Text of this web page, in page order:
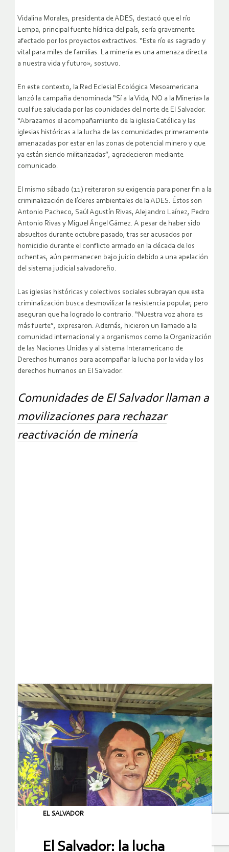
Vidalina Morales, presidenta de ADES, destacó que el río
Lempa, principal fuente hídrica del país, sería gravemente
afectado por los proyectos extractivos. “Este río es sagrado y
vital para miles de familias. La minería es una amenaza directa
a nuestra vida y futuro», sostuvo.
En este contexto, la Red Eclesial Ecológica Mesoamericana
lanzó la campaña denominada “Sí a la Vida, NO a la Minería» la
cual fue saludada por las counidades del norte de El Salvador.
“Abrazamos el acompañamiento de la iglesia Católica y las
iglesias históricas a la lucha de las comunidades primeramente
amenazadas por estar en las zonas de potencial minero y que
ya están siendo militarizadas”, agradecieron mediante
comunicado.
El mismo sábado (11) reiteraron su exigencia para poner fin a la
criminalización de líderes ambientales de la ADES. Éstos son
Antonio Pacheco, Saúl Agustín Rivas, Alejandro Laínez, Pedro
Antonio Rivas y Miguel Ángel Gámez. A pesar de haber sido
absueltos durante octubre pasado, tras ser acusados por
homicidio durante el conflicto armado en la década de los
ochentas, aún permanecen bajo juicio debido a una apelación
del sistema judicial salvadoreño.
Las iglesias históricas y colectivos sociales subrayan que esta
criminalización busca desmovilizar la resistencia popular, pero
aseguran que ha logrado lo contrario. “Nuestra voz ahora es
más fuerte”, expresaron. Además, hicieron un llamado a la
comunidad internacional y a organismos como la Organización
de las Naciones Unidas y al sistema Interamericano de
Derechos humanos para acompañar la lucha por la vida y los
derechos humanos en El Salvador.
Comunidades de El Salvador llaman a
movilizaciones para rechazar
reactivación de minería
EL SALVADOR
El Salvador: la lucha